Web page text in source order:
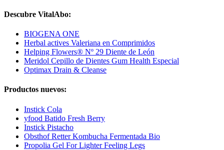
Descubre VitalAbo:
BIOGENA ONE
Herbal actives Valeriana en Comprimidos
Helping Flowers® Nº 29 Diente de León
Meridol Cepillo de Dientes Gum Health Especial
Optimax Drain & Cleanse
Productos nuevos:
Instick Cola
yfood Batido Fresh Berry
Instick Pistacho
Obsthof Retter Kombucha Fermentada Bio
Propolia Gel For Lighter Feeling Legs